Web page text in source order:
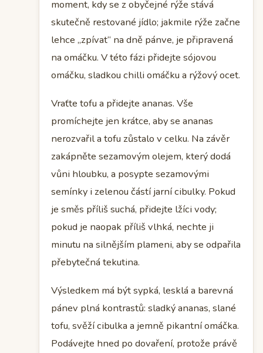
moment, kdy se z obyčejné rýže stává
skutečně restované jídlo; jakmile rýže začne
lehce „zpívat“ na dně pánve, je připravená
na omáčku. V této fázi přidejte sójovou
omáčku, sladkou chilli omáčku a rýžový ocet.
Vraťte tofu a přidejte ananas. Vše
promíchejte jen krátce, aby se ananas
nerozvařil a tofu zůstalo v celku. Na závěr
zakápněte sezamovým olejem, který dodá
vůni hloubku, a posypte sezamovými
semínky i zelenou částí jarní cibulky. Pokud
je směs příliš suchá, přidejte lžíci vody;
pokud je naopak příliš vlhká, nechte ji
minutu na silnějším plameni, aby se odpařila
přebytečná tekutina.
Výsledkem má být sypká, lesklá a barevná
pánev plná kontrastů: sladký ananas, slané
tofu, svěží cibulka a jemně pikantní omáčka.
Podávejte hned po dovaření, protože právě